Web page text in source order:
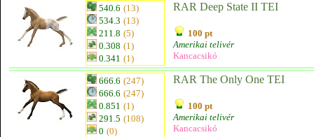
540.6 (13)
534.3 (13)
211.8 (5)
0.308 (1)
0.341 (1)
RAR Deep State II TEI
100 pt
Amerikai telivér
Kancacsikó
666.6 (247)
666.6 (247)
0.851 (1)
291.5 (108)
0 (0)
RAR The Only One TEI
100 pt
Amerikai telivér
Kancacsikó